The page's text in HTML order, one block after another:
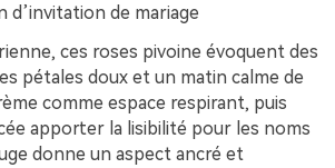
d’invitation de mariage
ces roses pivoine évoquent des
pétales doux et un matin calme de
comme espace respirant, puis
apporter la lisibilité pour les noms
donne un aspect ancré et